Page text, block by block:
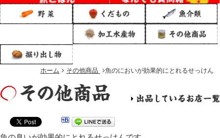
ホーム その他商品 魚のにおいが効果的にとれるせっけん